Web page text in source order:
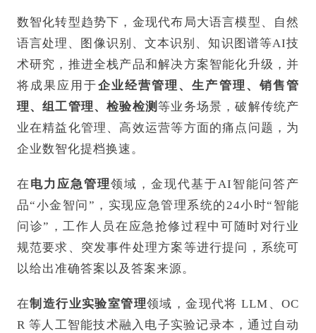
数智化转型趋势下，金现代布局大语言模型、自然
语言处理、图像识别、文本识别、知识图谱等AI技
术研究，推进全栈产品和解决方案智能化升级，并
将成果应用于企业经营管理、生产管理、销售管
理、组工管理、检验检测等业务场景，破解传统产
业在精益化管理、高效运营等方面的痛点问题，为
企业数智化提档换速。
在 电力应急管理领域，金现代基于AI智能问答产
品“小金智问”，实现应急管理系统的24小时“智能
问诊”，工作人员在应急抢修过程中可随时对行业
规范要求、突发事件处理方案等进行提问，系统可
以给出准确答案以及答案来源。
在制造行业实验室管理领域，金现代将 LLM、OC
R 等人工智能技术融入电子实验记录本，通过自动